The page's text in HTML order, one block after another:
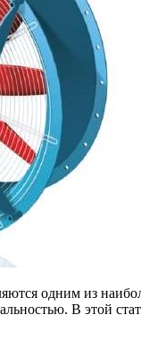
одним из
В этой